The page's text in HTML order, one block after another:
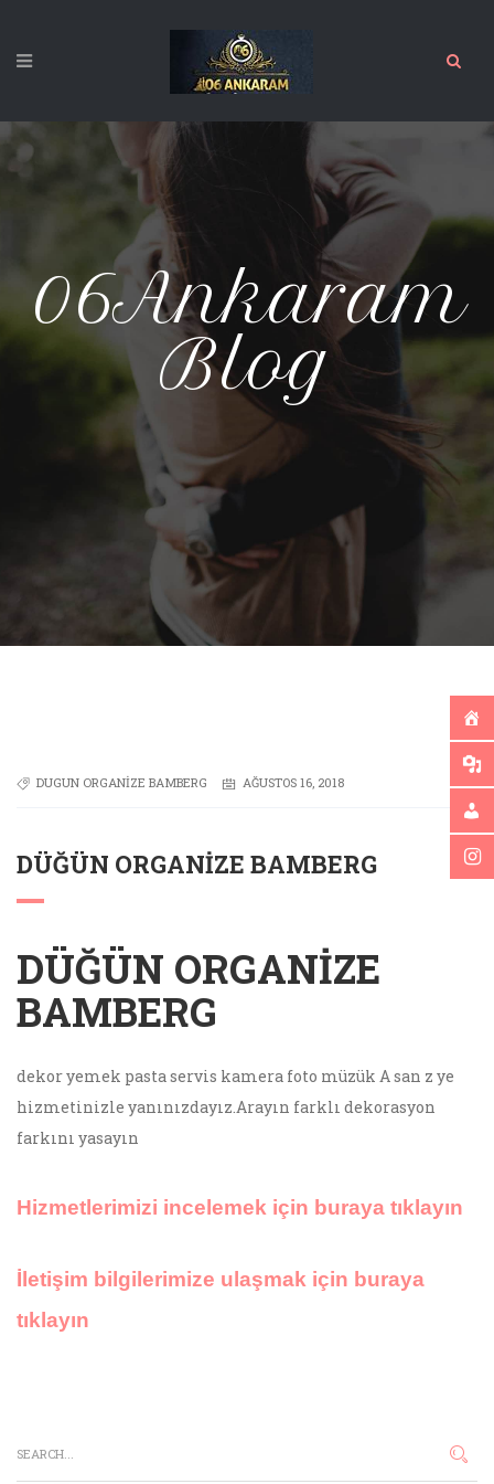
06Ankaram
Blog
DUGUN ORGANIZE BAMBERG AĞUSTOS 16, 2018
DÜĞÜN ORGANIZE BAMBERG
DÜĞÜN ORGANIZE
BAMBERG
dekor yemek pasta servis kamera foto müzük A san z ye
hizmetinizle yanınızdayız.Arayın farklı dekorasyon
farkını yasayın
Hizmetlerimizi incelemek için buraya tıklayın
İletişim bilgilerimize ulaşmak için buraya
tıklayın